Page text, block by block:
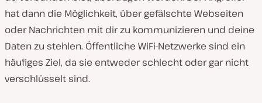
hat dann die Möglichkeit, über gefälschte Webseiten
oder Nachrichten mit dir zu kommunizieren und deine
Daten zu stehlen. Öffentliche WiFi-Netzwerke sind ein
häufiges Ziel, da sie entweder schlecht oder gar nicht
verschlüsselt sind.